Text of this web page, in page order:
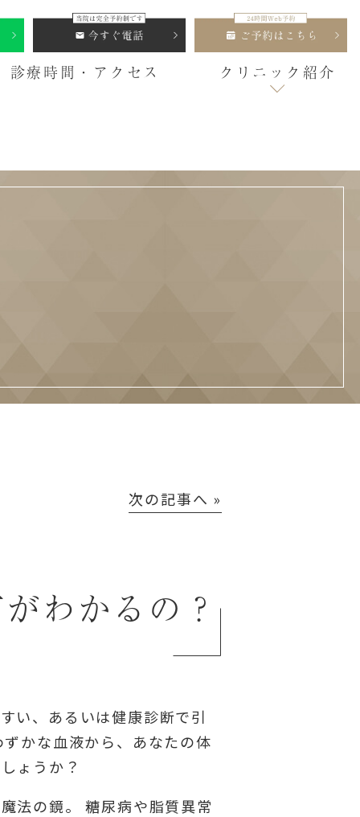
診療時間・アクセス クリニック紹介
次の記事へ »
わかるの？
い、あるいは健康診断で引
かな血液から、あなたの体
ょうか？
法の鏡。 糖尿病や脂質異常